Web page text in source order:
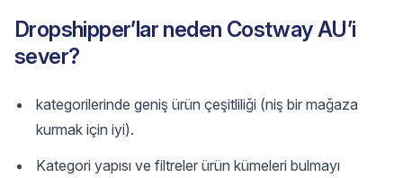
Dropshipper’lar neden Costway AU’i
sever?
kategorilerinde geniş ürün çeşitliliği (niş bir mağaza
kurmak için iyi).
Kategori yapısı ve filtreler ürün kümeleri bulmayı